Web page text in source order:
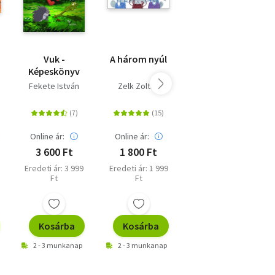
Vuk -
Képeskönyv
Fekete István
Online ár:
3 600 Ft
Eredeti ár: 3 999
Ft
Kosárba
2 - 3 munkanap
A három nyúl
Zelk Zoltán
Online ár:
1 800 Ft
Eredeti ár: 1 999
Ft
Kosárba
2 - 3 munkanap